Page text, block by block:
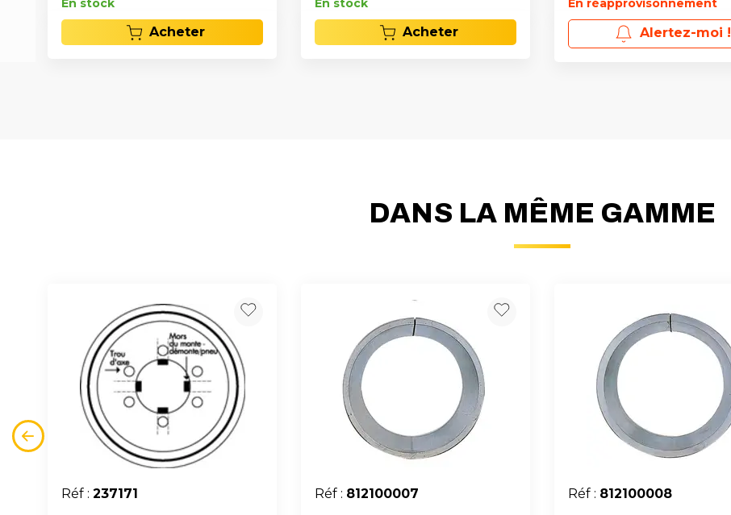
En stock
Acheter
En stock
Acheter
En réapprovisonnement
Alertez-moi !
DANS LA MÊME GAMME
Réf : 237171
Réf : 812100007
Réf : 812100008